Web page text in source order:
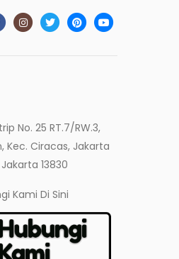
No. 25 RT.7/RW.3,
Kec. Ciracas, Jakarta
13830
KamiDi Sini